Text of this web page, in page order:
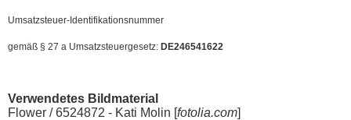
Umsatzsteuer-Identifikationsnummer
gemäß § 27 a Umsatzsteuergesetz: DE246541622
Verwendetes Bildmaterial
Flower / 6524872 - Kati Molin [fotolia.com]